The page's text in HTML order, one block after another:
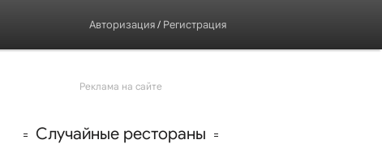
Авторизация/ Регистрация
Реклама на сайте
Случайные рестораны